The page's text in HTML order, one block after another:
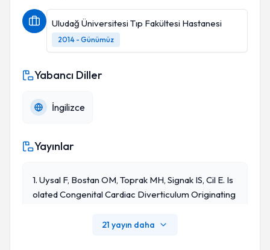
Uludağ Üniversitesi Tıp Fakültesi Hastanesi
2014 - Günümüz
Yabancı Diller
İngilizce
Yayınlar
1. Uysal F, Bostan OM, Toprak MH, Signak IS, Cil E. Is
Olated Congenital Cardiac Diverticulum Originating
Tric Case. Ann Pediatr Cardiol. 2016; 9:195-6.
21 yayın daha